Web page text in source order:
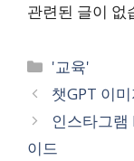
관련된 글이 없
Categories
'교육'
챗GPT 이
인스타그
이드